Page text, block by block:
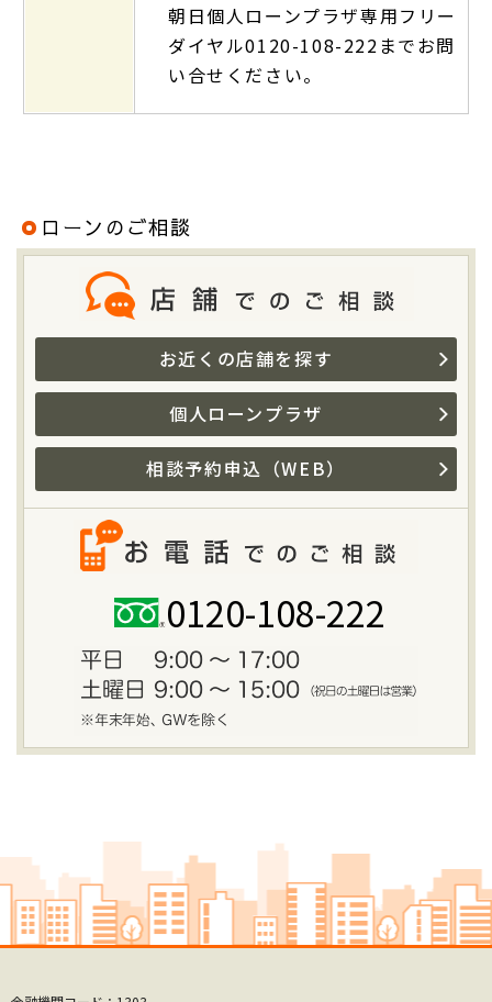
朝日個人ローンプラザ専用フリー
ダイヤル0120-108-222までお問
い合せください。
ローンのご相談
お近くの店舗を探す
個人ローンプラザ
相談予約申込（WEB）
0120-108-222